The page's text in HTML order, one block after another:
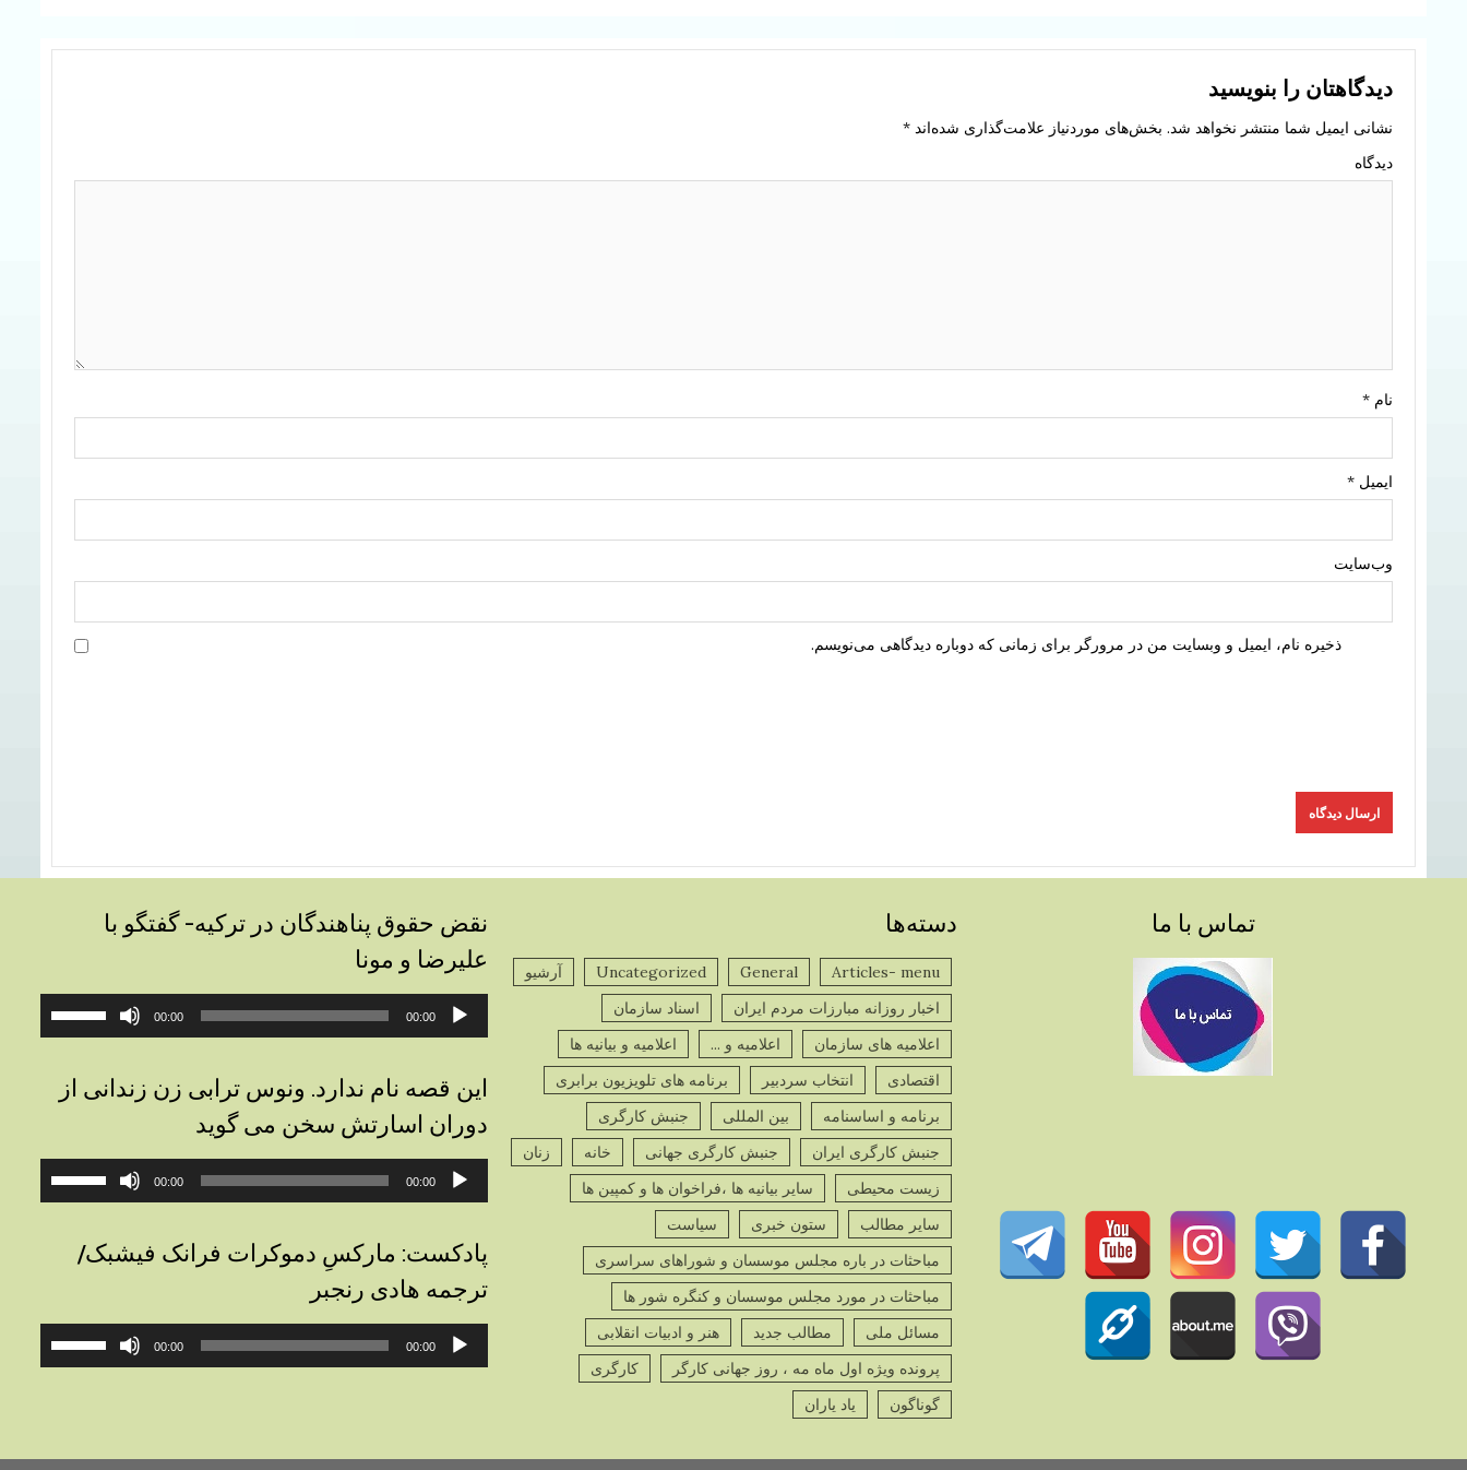
دیدگاهتان را بنویسید
نشانی ایمیل شما منتشر نخواهد شد. بخش‌های موردنیاز علامت‌گذاری شده‌اند *
دیدگاه
نام *
ایمیل *
وب‌سایت
ذخیره نام، ایمیل و وبسایت من در مرورگر برای زمانی که دوباره دیدگاهی می‌نویسم.
تماس با ما دسته‌ها
Articles- menu
General
Uncategorized
آرشیو
اخبار روزانه مبارزات مردم ایران
اسناد سازمان
اعلامیه های سازمان
اعلامیه و ...
اعلامیه و بیانیه ها
اقتصادی
انتخاب سردبیر
برنامه های تلویزیون برابری
برنامه و اساسنامه
بین المللی
جنبش کارگری
جنبش کارگری ایران
جنبش کارگری جهانی خانه
زنان
زیست محیطی
سایر بیانیه ها ،فراخوان ها و کمپین ها
سایر مطالب
ستون خبری
سیاست
مباحثات در باره مجلس موسسان و شوراهای سراسری
مباحثات در مورد مجلس موسسان و کنگره شور ها
مسائل ملی
مطالب جدید
هنر و ادبیات انقلابی
پرونده ویژه اول ماه مه ، روز جهانی کارگر
کارگری
گوناگون
یاد یاران
نقض حقوق پناهندگان در ترکیه- گفتگو با
علیرضا و مونا
پخش‌کننده
صوت
00:00
00:00
بالا
این قصه نام ندارد. ونوس ترابی زن زندانی از
دوران اسارتش سخن می گوید
پخش‌کننده
صوت
00:00
00:00
بالا
پادکست: مارکسِ دموکرات فرانک فیشبک/
ترجمه هادی رنجبر
پخش‌کننده
صوت
00:00
00:00
از